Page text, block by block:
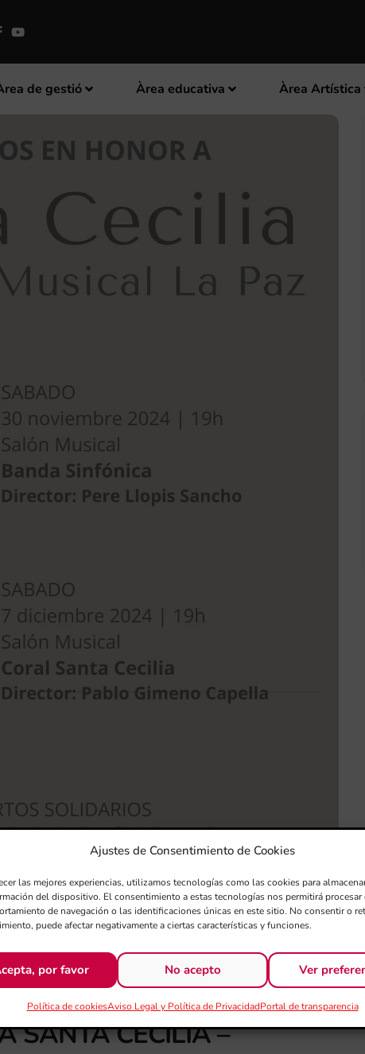
Ajustes de Consentimiento de Cookies
las mejores experiencias, utilizamos tecnologías como las cookies para
del dispositivo. El consentimiento a estas tecnologías nos permitirá procesar
de navegación o las identificaciones únicas en este sitio. No consentir o
puede afectar negativamente a ciertas características y funciones.
por favor No acepto Ver
Política de cookiesAviso Legal y Política de PrivacidadPortal de transparencia
de gestió Àrea educativa Àrea Artística
SANTA CECILIA –